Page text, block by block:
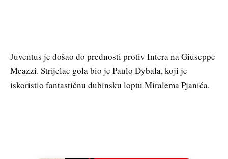
Juventus je došao do prednosti protiv Intera na Giuseppe
Meazzi. Strijelac gola bio je Paulo Dybala, koji je
iskoristio fantastičnu dubinsku loptu Miralema Pjanića.